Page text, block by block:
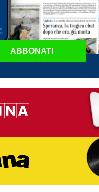
ABBONATI